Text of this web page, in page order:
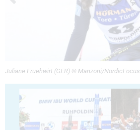
Juliane Fruehwirt (GER) © Manzoni/NordicFocus